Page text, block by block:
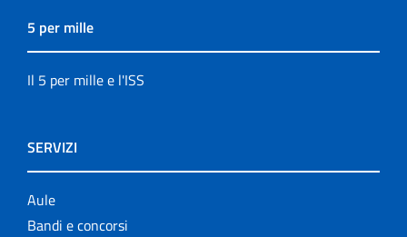
5 per mille
Il 5 per mille e l'ISS
SERVIZI
Aule
Bandi e concorsi